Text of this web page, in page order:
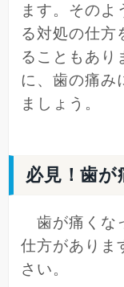
ます。そのよ
る対処の仕方
ることもあり
に、歯の痛み
ましょう。
必見！歯が
歯が痛くな
仕方がありま
さい。